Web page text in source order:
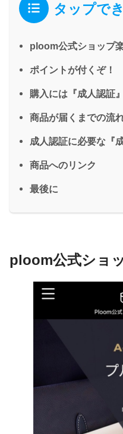
タップで
ploom公式ショップ
ポイントが付くぞ！
購入には『成人認証
商品が届くまでの流
成人認証に必要な『
商品へのリンク
最後に
ploom公式ショ